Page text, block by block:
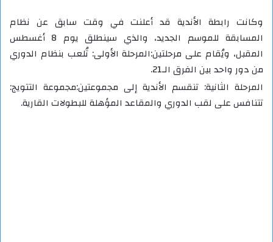
وكانت رابطة الأندية قد أعلنت في وقت سابق عن نظام
المسابقة للموسم الجديد، والذي سينطلق يوم 8 أغسطس
المقبل، ويُقام على مرحلتين:المرحلة الأولى: تُلعب بنظام الدوري
من دور واحد بين الفرق الـ21.
المرحلة الثانية: تنقسم الأندية إلى مجموعتين:مجموعة التتويج:
تتنافس على لقب الدوري والمقاعد المؤهلة للبطولات القارية.